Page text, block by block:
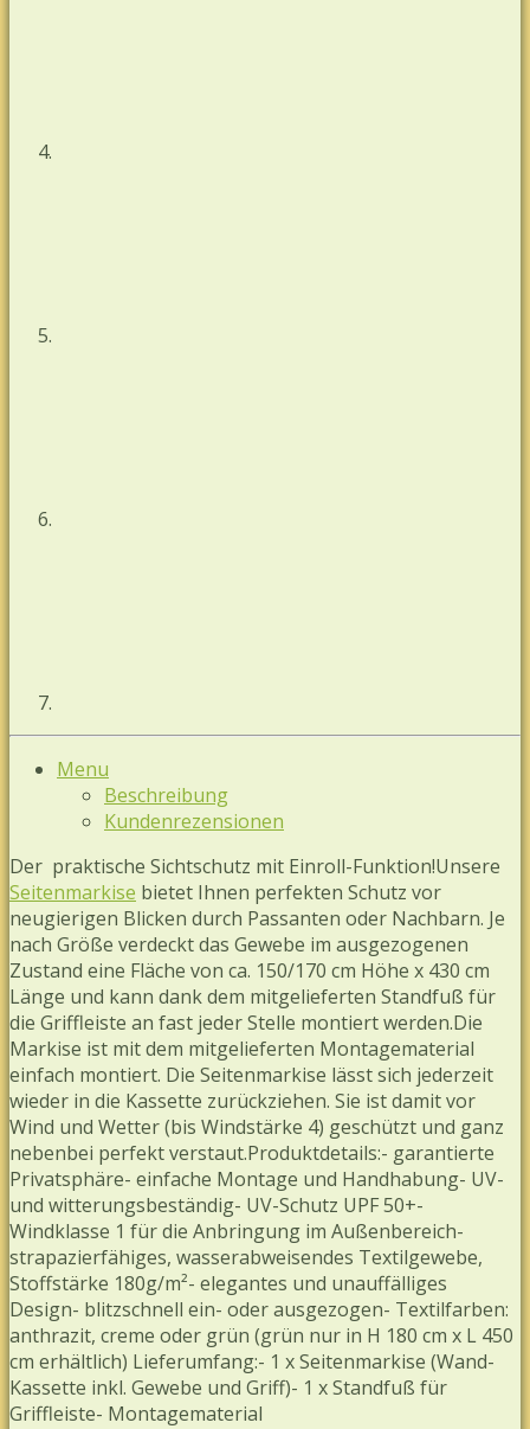
Menu
Beschreibung
Kundenrezensionen
Der praktische Sichtschutz mit Einroll-Funktion!Unsere
Seitenmarkise bietet Ihnen perfekten Schutz vor
neugierigen Blicken durch Passanten oder Nachbarn. Je
nach Größe verdeckt das Gewebe im ausgezogenen
Zustand eine Fläche von ca. 150/170 cm Höhe x 430 cm
Länge und kann dank dem mitgelieferten Standfuß für
die Griffleiste an fast jeder Stelle montiert werden.Die
Markise ist mit dem mitgelieferten Montagematerial
einfach montiert. Die Seitenmarkise lässt sich jederzeit
wieder in die Kassette zurückziehen. Sie ist damit vor
Wind und Wetter (bis Windstärke 4) geschützt und ganz
nebenbei perfekt verstaut.Produktdetails:- garantierte
Privatsphäre- einfache Montage und Handhabung- UV-
und witterungsbeständig- UV-Schutz UPF 50+-
Windklasse 1 für die Anbringung im Außenbereich-
strapazierfähiges, wasserabweisendes Textilgewebe,
Stoffstärke 180g/m²- elegantes und unauffälliges
Design- blitzschnell ein- oder ausgezogen- Textilfarben:
anthrazit, creme oder grün (grün nur in H 180 cm x L 450
cm erhältlich) Lieferumfang:- 1 x Seitenmarkise (Wand-
Kassette inkl. Gewebe und Griff)- 1 x Standfuß für
Griffleiste- Montagematerial